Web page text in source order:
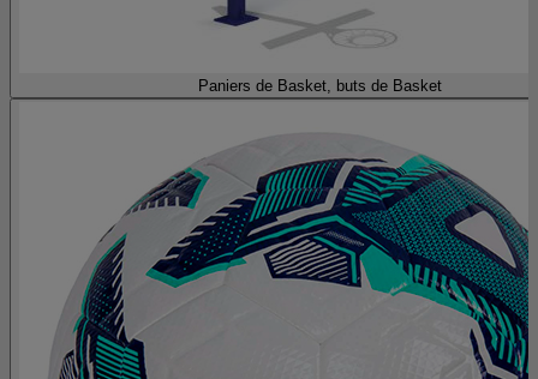
Paniers de Basket, buts de Basket